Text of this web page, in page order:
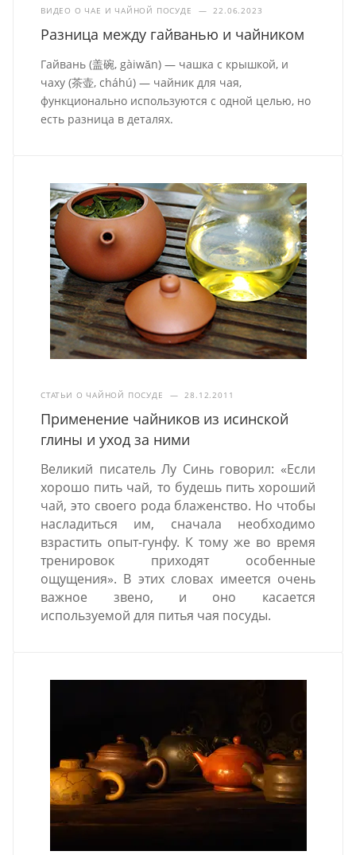
ВИДЕО О ЧАЕ И ЧАЙНОЙ ПОСУДЕ — 22.06.2023
Разница между гайванью и чайником
Гайвань (盖碗, gàiwǎn) — чашка с крышкой, и
чаху (茶壶, cháhú) — чайник для чая,
функционально используются с одной целью, но
есть разница в деталях.
СТАТЬИ О ЧАЙНОЙ ПОСУДЕ — 28.12.2011
Применение чайников из исинской
глины и уход за ними
Великий писатель Лу Синь говорил: «Если
хорошо пить чай, то будешь пить хороший
чай, это своего рода блаженство. Но чтобы
насладиться им, сначала необходимо
взрастить опыт-гунфу. К тому же во время
тренировок приходят особенные
ощущения». В этих словах имеется очень
важное звено, и оно касается
используемой для питья чая посуды.